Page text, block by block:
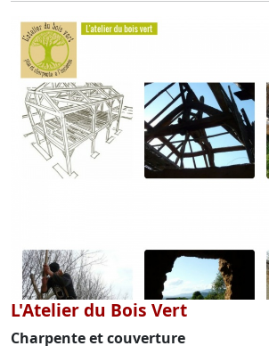
L'Atelier du Bois Vert
Charpente et couverture